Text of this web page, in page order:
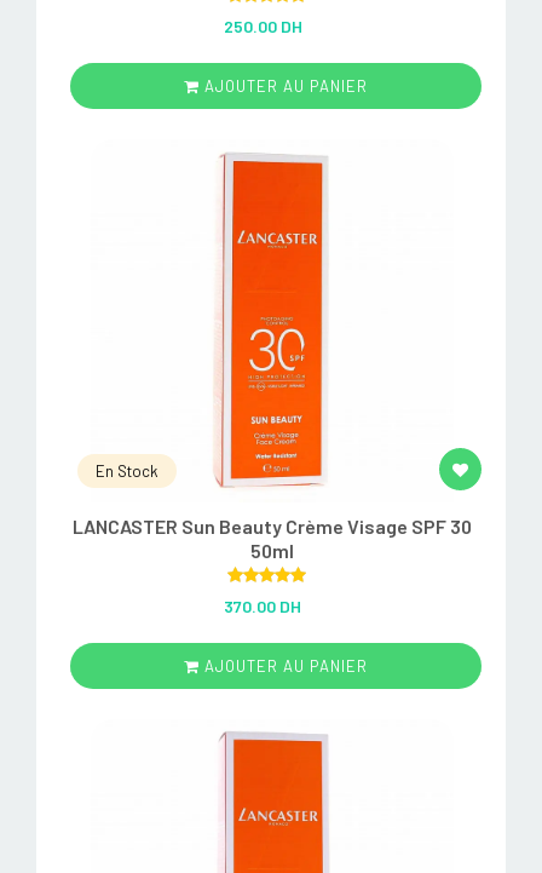
out of 5
250.00 DH
AJOUTER AU PANIER
En Stock
LANCASTER Sun Beauty Crème Visage SPF 30
50ml
out of 5
370.00 DH
AJOUTER AU PANIER